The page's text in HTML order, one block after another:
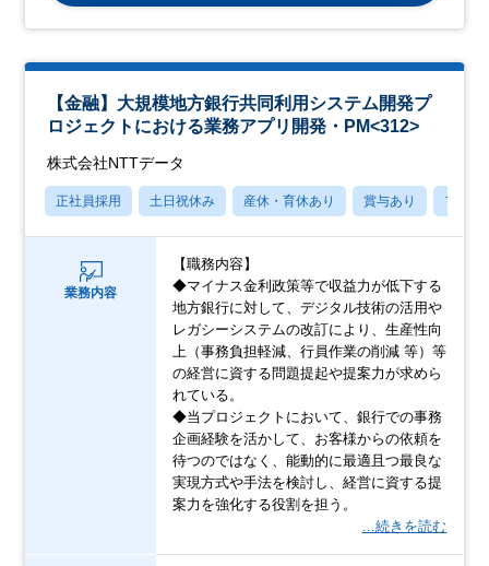
【金融】大規模地方銀行共同利用システム開発プ
ロジェクトにおける業務アプリ開発・PM<312>
株式会社NTTデータ
正社員採用 土日祝休み 産休・育休あり 賞与あり フレッ
業務内容
【職務内容】
◆マイナス金利政策等で収益力が低下する
地方銀行に対して、デジタル技術の活用や
レガシーシステムの改訂により、生産性向
上（事務負担軽減、行員作業の削減 等）等
の経営に資する問題提起や提案力が求めら
れている。
◆当プロジェクトにおいて、銀行での事務
企画経験を活かして、お客様からの依頼を
待つのではなく、能動的に最適且つ最良な
実現方式や手法を検討し、経営に資する提
案力を強化する役割を担う。
…続きを読む